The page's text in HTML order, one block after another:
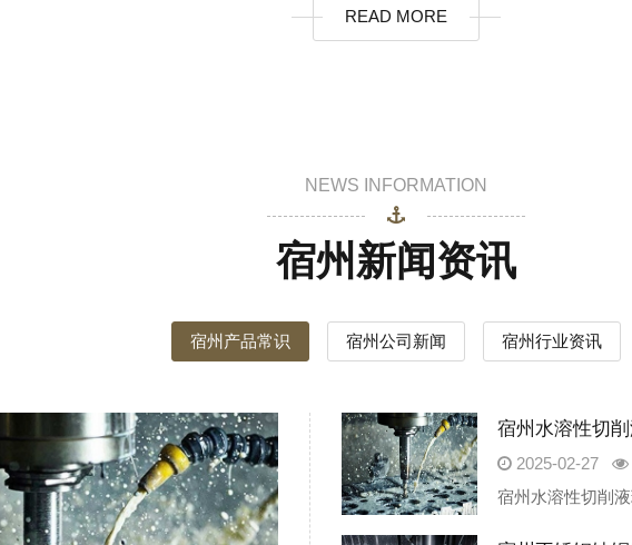
READ MORE
NEWS INFORMATION
宿州新闻资讯
宿州产品常识 宿州公司新闻 宿州行业资讯
2025-02-27